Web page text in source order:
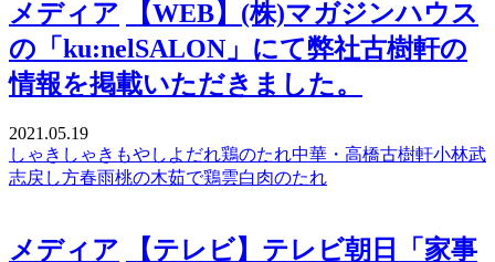
メディア
【WEB】(株)マガジンハウス
の「ku:nelSALON」にて弊社古樹軒の
情報を掲載いただきました。
2021.05.19
しゃきしゃき もやし よだれ鶏のたれ中華・高橋古樹軒小林武
志戻し方春雨桃の木茹で鶏雲白肉のたれ
メディア 【テレビ】テレビ朝日「家事